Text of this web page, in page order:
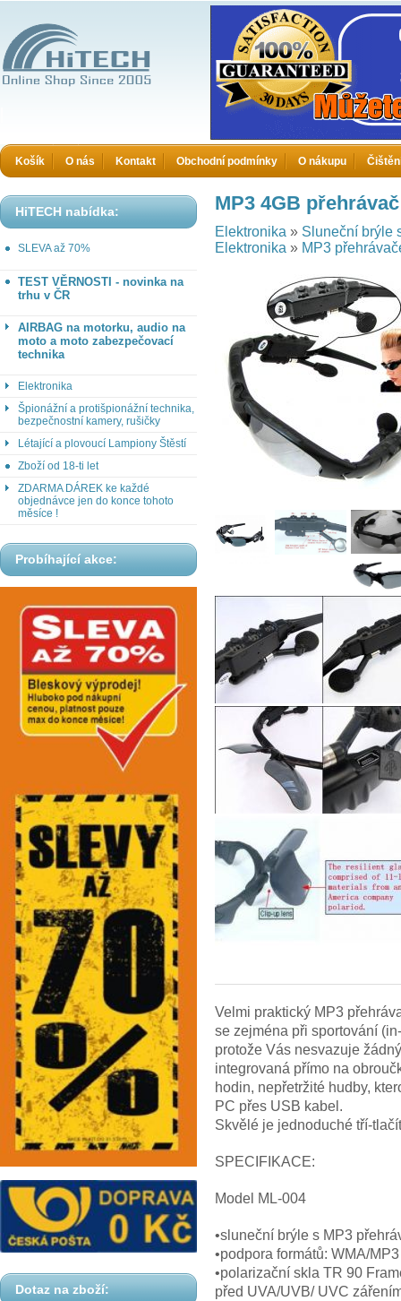
Košík O nás Kontakt Obchodní podmínky O nákupu
HiTECH nabídka:
SLEVA až 70%
TEST VĚRNOSTI - novinka na
trhu v ČR
AIRBAG na motorku, audio na
moto a moto zabezpečovací
technika
Elektronika
Špionážní a protišpionážní technika,
bezpečnostní kamery, rušičky
Létající a plovoucí Lampiony Štěstí
Zboží od 18-ti let
ZDARMA DÁREK ke každé
objednávce jen do konce tohoto
měsíce !
Probíhající akce:
Dotaz na zboží:
MP3 4GB
Elektronika » Sluneční brýle
Elektronika » MP3
Velmi praktický MP3
se zejména při sportování
protože Vás nesvazuje
integrovaná přímo na
hodin, nepřetržité hudby,
PC přes USB kabel.
Skvělé je jednoduché tří-
SPECIFIKACE:
Model ML-004
•sluneční brýle s MP3
•podpora formátů: WMA/MP3
•polarizační skla TR 90
před UVA/UVB/ UVC